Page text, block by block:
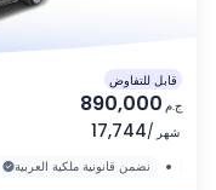
قابل للتفاوض
890,000 ج.م
17,744/ شهر
نضمن قانونية ملكية العربية •